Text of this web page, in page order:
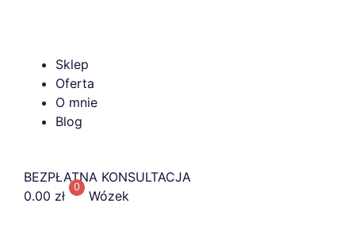
Sklep
Oferta
O mnie
Blog
BEZPŁATNA KONSULTACJA
0.00 zł
0
Wózek